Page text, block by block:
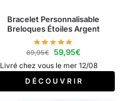
Bracelet Personnalisable
Breloques Étoiles Argent
89,95€ 59,95€
Livré chez vous le mer 12/08
D É C O U V R I R